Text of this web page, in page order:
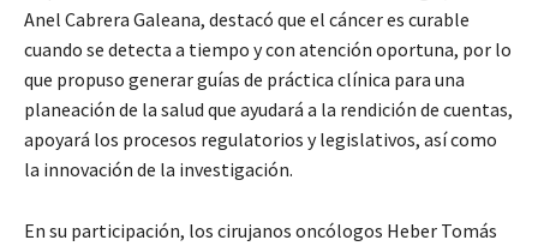
Anel Cabrera Galeana, destacó que el cáncer es curable
cuando se detecta a tiempo y con atención oportuna, por lo
que propuso generar guías de práctica clínica para una
planeación de la salud que ayudará a la rendición de cuentas,
apoyará los procesos regulatorios y legislativos, así como
la innovación de la investigación.
En su participación, los cirujanos oncólogos Heber Tomás